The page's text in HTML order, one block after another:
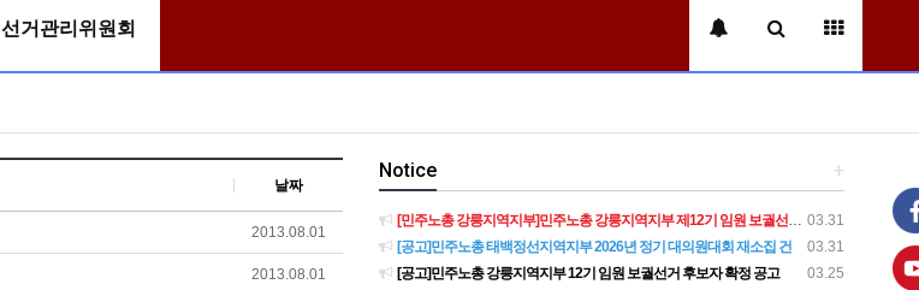
선거관리위원회
날짜
2013.08.01
2013.08.01
+
Notice
03.31
[민주노총 강릉지역지부]민주노총 강릉지역지부 제12기 임원 보궐선거결과 공고
03.31
[공고]민주노총 태백정선지역지부 2026년 정기 대의원대회 재소집 건
03.25
[공고]민주노총 강릉지역지부 12기 임원 보궐선거 후보자 확정 공고